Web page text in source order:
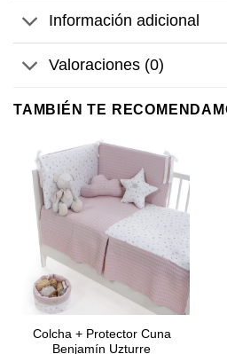
Información adicional
Valoraciones (0)
TAMBIÉN TE
Colcha + Protector Cuna
Benjamín Uzturre